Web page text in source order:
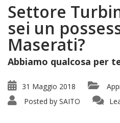
Settore
sei un
Maserati?
Abbiamo qualcosa per
31 Maggio 2018
Posted by SAITO